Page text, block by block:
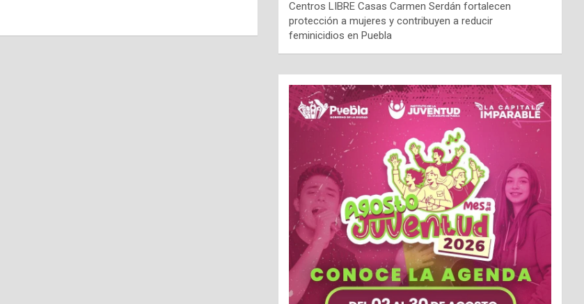
Centros LIBRE Casas Carmen Serdán fortalecen
protección a mujeres y contribuyen a reducir
feminicidios en Puebla